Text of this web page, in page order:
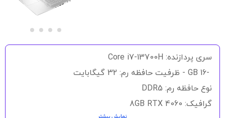
تصاویر
سری پردازنده: Core i7-13700H
-16 GB - ظرفیت حافظه رم: 32 گیگابایت
نوع حافظه رم: DDR5
گرافیک: 8GB RTX 4060